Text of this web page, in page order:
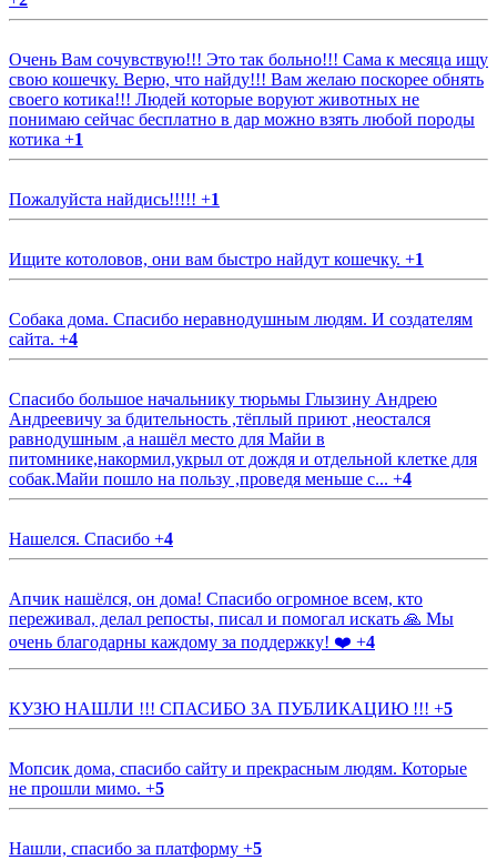
Очень Вам сочувствую!!! Это так больно!!! Сама к месяца ищу
свою кошечку. Верю, что найду!!! Вам желаю поскорее обнять
своего котика!!! Людей которые воруют животных не
понимаю сейчас бесплатно в дар можно взять любой породы
котика +1
Пожалуйста найдись!!!!! +1
Ищите котоловов, они вам быстро найдут кошечку. +1
Собака дома. Спасибо неравнодушным людям. И создателям
сайта. +4
Спасибо большое начальнику тюрьмы Глызину Андрею
Андреевичу за бдительность ,тёплый приют ,неостался
равнодушным ,а нашёл место для Майи в
питомнике,накормил,укрыл от дождя и отдельной клетке для
собак.Майи пошло на пользу ,проведя меньше с... +4
Нашелся. Спасибо +4
Апчик нашёлся, он дома! Спасибо огромное всем, кто
переживал, делал репосты, писал и помогал искать 🙏 Мы
очень благодарны каждому за поддержку! ❤️ +4
КУЗЮ НАШЛИ !!! СПАСИБО ЗА ПУБЛИКАЦИЮ !!! +5
Мопсик дома, спасибо сайту и прекрасным людям. Которые
не прошли мимо. +5
Нашли, спасибо за платформу +5